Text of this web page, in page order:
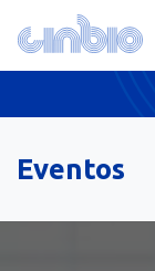
Eventos